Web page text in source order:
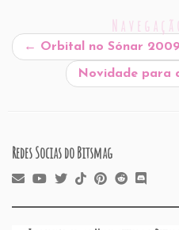
b
o
o
e
dI
n
A
p
p
P
← Orbital no Sónar 2009
Novidade para
Redes Socias do Bitsmag